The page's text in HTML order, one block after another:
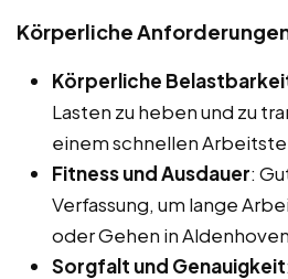
Körperliche
Körperliche
Lasten zu heben und zu
einem schnellen
Fitness und Ausdauer:
Verfassung, um lange
oder Gehen in
Sorgfalt und Genauigkeit